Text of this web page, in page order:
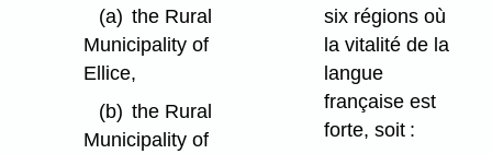
(a) the Rural
Municipality of
Ellice,
(b) the Rural
Municipality of
six régions où
la vitalité de la
langue
française est
forte, soit :